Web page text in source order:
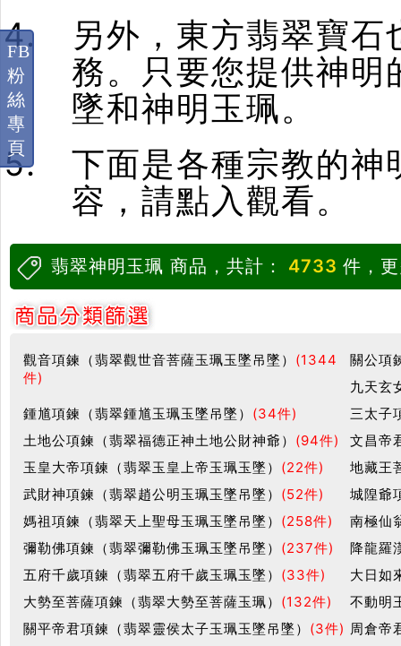
另外，東方翡翠寶
務。只要您提供神明
墜和神明玉珮。
下面是各種宗教的神
容，請點入觀看。
翡翠神明玉珮 商品，共計： 4733 件，
觀音項鍊（翡翠觀世音菩薩玉珮玉墜吊墜） (1344
件)
關公項
九天玄
鍾馗項鍊（翡翠鍾馗玉珮玉墜吊墜） (34件)
三太子
土地公項鍊（翡翠福德正神土地公財神爺） (94件)
文昌帝
玉皇大帝項鍊（翡翠玉皇上帝玉珮玉墜） (22件)
地藏王
武財神項鍊（翡翠趙公明玉珮玉墜吊墜） (52件)
城隍爺
媽祖項鍊（翡翠天上聖母玉珮玉墜吊墜） (258件)
南極仙
彌勒佛項鍊（翡翠彌勒佛玉珮玉墜吊墜） (237件)
降龍羅
五府千歲項鍊（翡翠五府千歲玉珮玉墜） (33件)
大日如
大勢至菩薩項鍊（翡翠大勢至菩薩玉珮） (132件)
不動明
關平帝君項鍊（翡翠靈侯太子玉珮玉墜吊墜） (3件) 周倉帝
FB
粉
絲
專
頁